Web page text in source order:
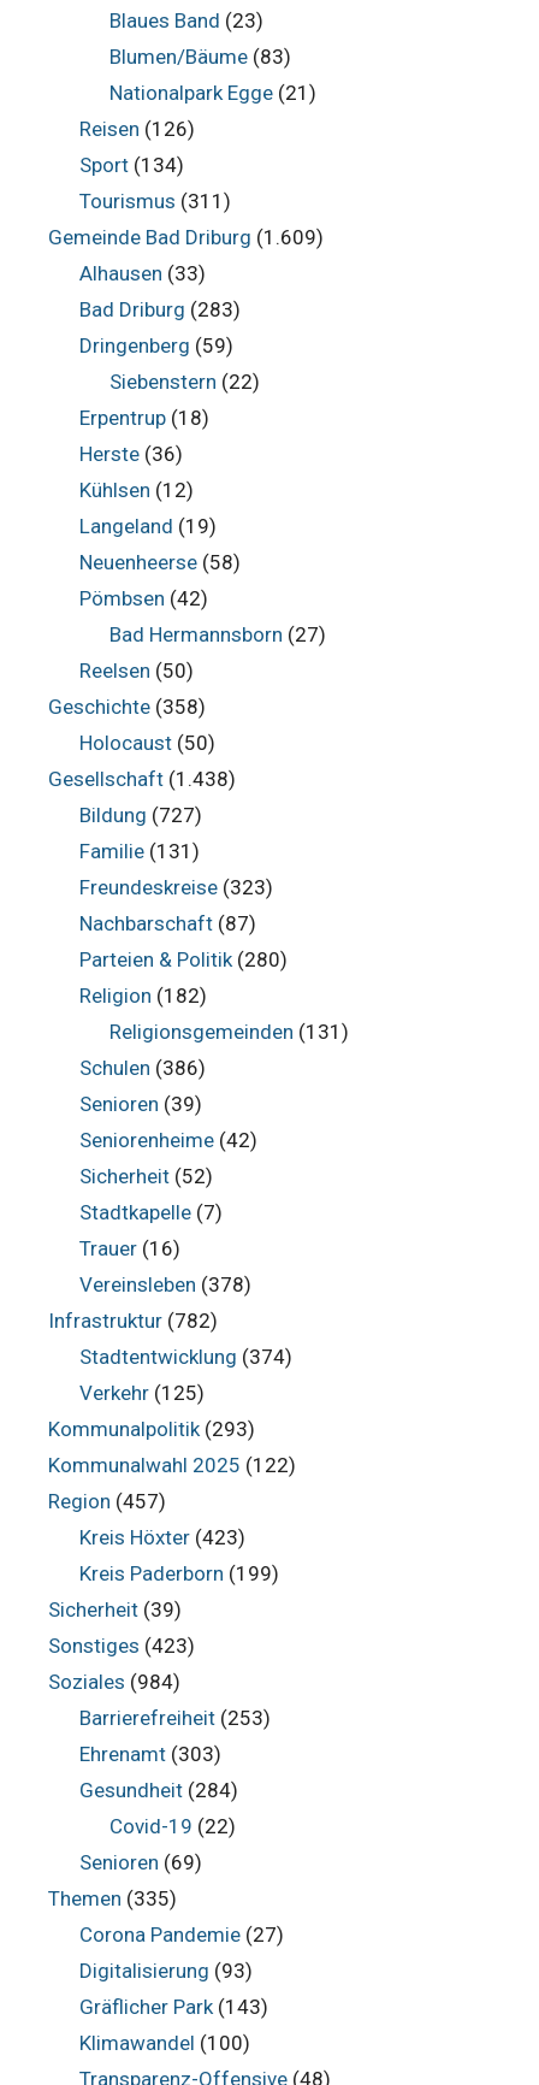
Blaues Band (23)
Blumen/Bäume (83)
Nationalpark Egge (21)
Reisen (126)
Sport(134)
Tourismus (311)
Gemeinde Bad Driburg (1.609)
Alhausen (33)
Bad Driburg (283)
Dringenberg (59)
Siebenstern (22)
Erpentrup(18)
Herste(36)
Kühlsen (12)
Langeland (19)
Neuenheerse(58)
Pömbsen (42)
Bad Hermannsborn (27)
Reelsen (50)
Geschichte (358)
Holocaust(50)
Gesellschaft (1.438)
Bildung (727)
Familie(131)
Freundeskreise(323)
Nachbarschaft(87)
Parteien & Politik(280)
Religion (182)
Religionsgemeinden (131)
Schulen (386)
Senioren (39)
Seniorenheime(42)
Sicherheit(52)
Stadtkapelle(7)
Trauer(16)
Vereinsleben (378)
Infrastruktur (782)
Stadtentwicklung (374)
Verkehr(125)
Kommunalpolitik (293)
Kommunalwahl 2025 (122)
Region (457)
Kreis Höxter(423)
Kreis Paderborn (199)
Sicherheit (39)
Sonstiges (423)
Soziales (984)
Barrierefreiheit(253)
Ehrenamt(303)
Gesundheit(284)
Covid-19 (22)
Senioren (69)
Themen (335)
Corona Pandemie(27)
Digitalisierung (93)
Gräflicher Park(143)
Klimawandel (100)
Transparenz-Offensive(48)